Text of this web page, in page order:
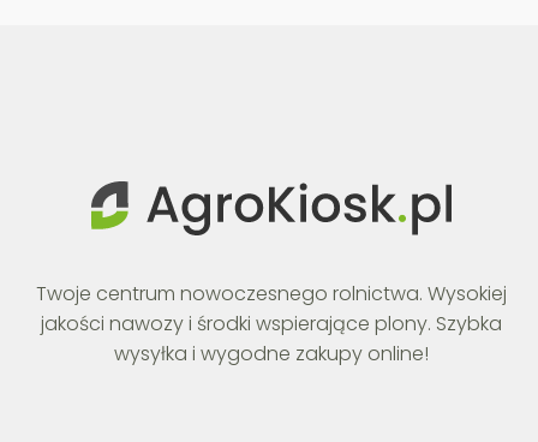
Twoje centrum nowoczesnego rolnictwa. Wysokiej
jakości nawozy i środki wspierające plony. Szybka
wysyłka i wygodne zakupy online!